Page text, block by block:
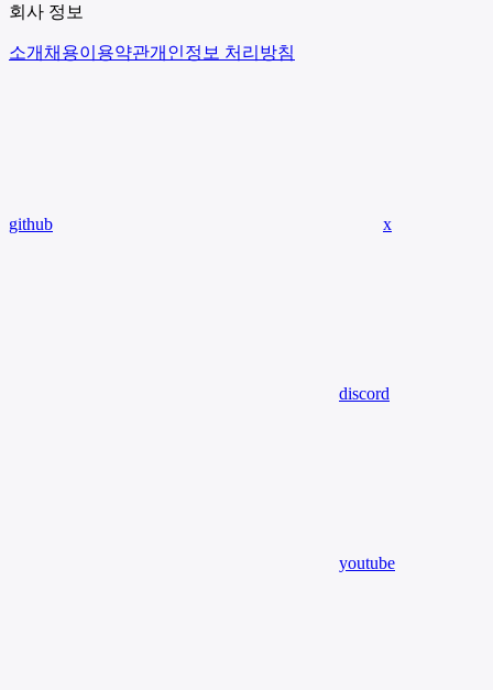
회사 정보
소개 채용이용약관개인정보 처리방침
github x
discord
youtube